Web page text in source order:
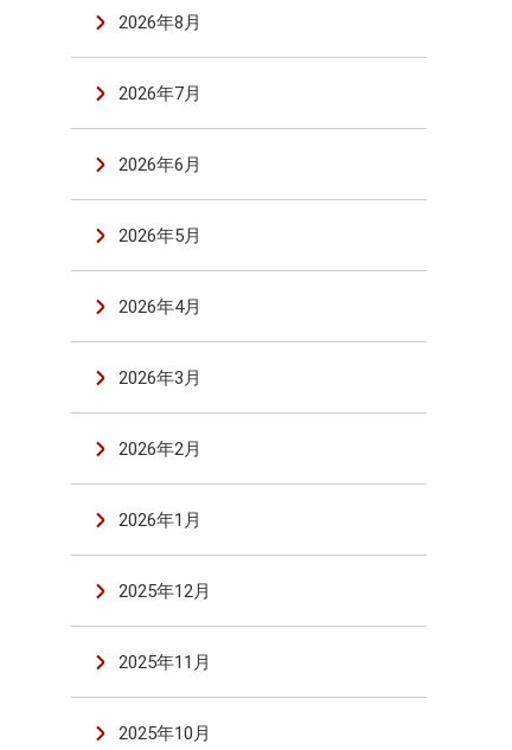
2026年8月
2026年7月
2026年6月
2026年5月
2026年4月
2026年3月
2026年2月
2026年1月
2025年12月
2025年11月
2025年10月